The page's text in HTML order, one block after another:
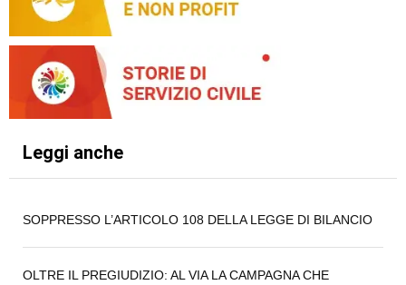
Leggi anche
SOPPRESSO L’ARTICOLO 108 DELLA LEGGE DI BILANCIO
OLTRE IL PREGIUDIZIO: AL VIA LA CAMPAGNA CHE